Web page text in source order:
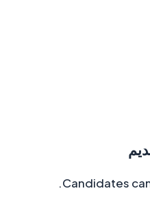
Candidates